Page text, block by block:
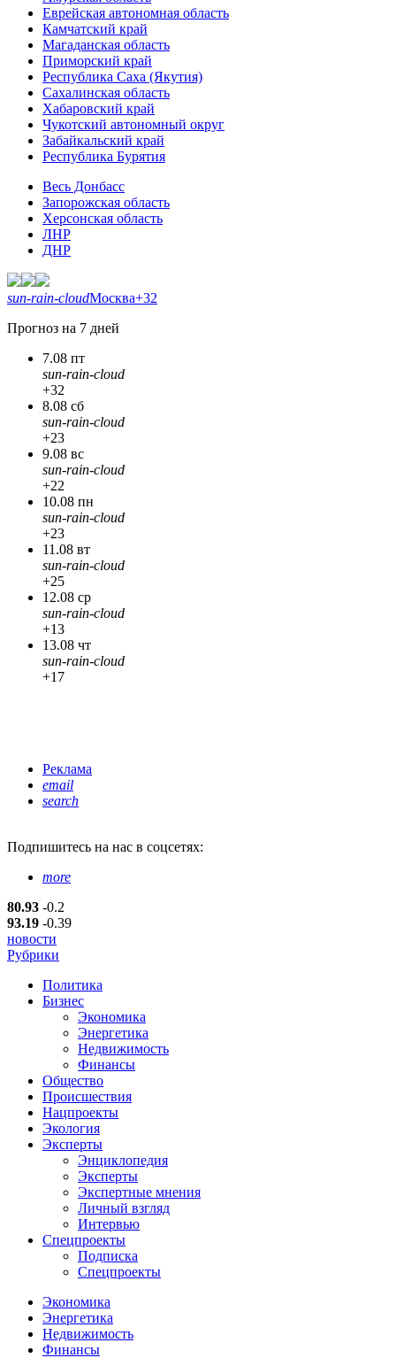
Еврейская автономная область
Камчатский край
Магаданская область
Приморский край
Республика Саха (Якутия)
Сахалинская область
Хабаровский край
Чукотский автономный округ
Забайкальский край
Республика Бурятия
Весь Донбасс
Запорожская область
Херсонская область
ЛНР
ДНР
sun-rain-cloudМосква+32
Прогноз на 7 дней
7.08 пт
sun-rain-cloud
+32
8.08 сб
sun-rain-cloud
+23
9.08 вс
sun-rain-cloud
+22
10.08 пн
sun-rain-cloud
+23
11.08 вт
sun-rain-cloud
+25
12.08 ср
sun-rain-cloud
+13
13.08 чт
sun-rain-cloud
+17
Реклама
email
search
Подпишитесь на нас в соцсетях:
more
80.93 -0.2
93.19 -0.39
новости
Рубрики
Политика
Бизнес
Экономика
Энергетика
Недвижимость
Финансы
Общество
Происшествия
Нацпроекты
Экология
Эксперты
Энциклопедия
Эксперты
Экспертные мнения
Личный взгляд
Интервью
Спецпроекты
Подписка
Спецпроекты
Экономика
Энергетика
Недвижимость
Финансы